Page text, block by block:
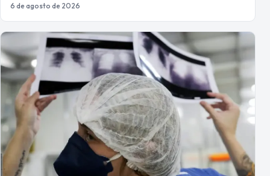
6 de agosto de 2026